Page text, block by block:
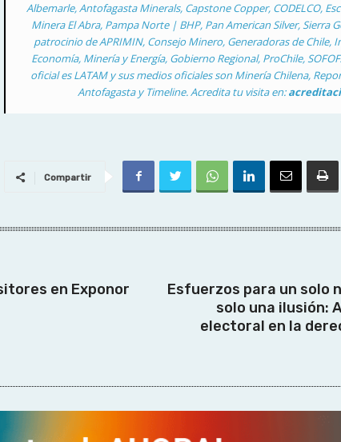
Albemarle, Antofagasta Minerals, Capstone Copper, CODELCO,
Minera El Abra, Pampa Norte | BHP, Pan American Silver, Sierra
patrocinio de APRIMIN, Consejo Minero, Generadoras de Chile,
Economía, Minería y Energía, Gobierno Regional, ProChile,
oficial es LATAM y sus medios oficiales son Minería Chilena,
Antofagasta y Timeline. Acredita tu visita en:
Compartir
en Exponor
Esfuerzos para un solo
solo una ilusión:
electoral en la